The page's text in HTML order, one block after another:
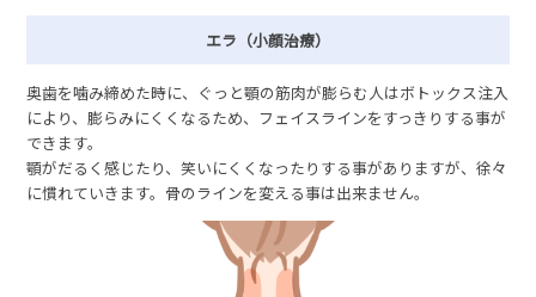
エラ（小顔治療）
奥歯を噛み締めた時に、ぐっと顎の筋肉が膨らむ人はボトックス注入
により、膨らみにくくなるため、フェイスラインをすっきりする事が
できます。
顎がだるく感じたり、笑いにくくなったりする事がありますが、徐々
に慣れていきます。骨のラインを変える事は出来ません。